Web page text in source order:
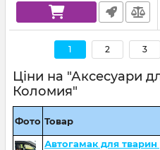
1 2 3
Ціни на "Аксесуари
Коломия"
Фото Товар
Автогамак для тварин